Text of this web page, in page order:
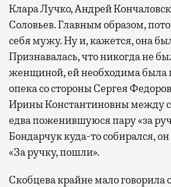
Клара Лучко, Андрей
Соловьев. Главным образом,
себя мужу. Ну и, кажется, она
Признавалась, что никогда не
женщиной, ей необходима была
опека со стороны Сергея
Ирины Константиновны между
едва поженившуюся пару «за
Бондарчук куда-то собирался,
«За ручку, пошли».
Скобцева крайне мало говорила